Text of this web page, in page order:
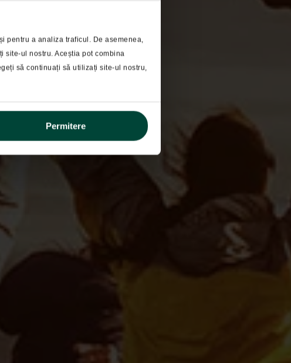
pentru a analiza traficul. De asemenea,
site-ul nostru. Aceștia pot combina
să continuați să utilizați site-ul nostru,
Permitere
investitii?